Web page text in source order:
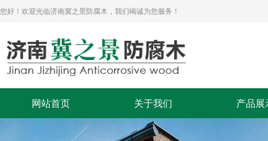
您好！欢迎光临济南冀之景防腐木，我们竭诚为您服务！
网站首页 关于我们 产品展